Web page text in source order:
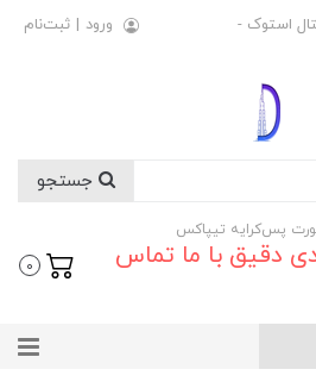
استوک -
ورود | ثبت‌نام
دقیق با ما تماس
0